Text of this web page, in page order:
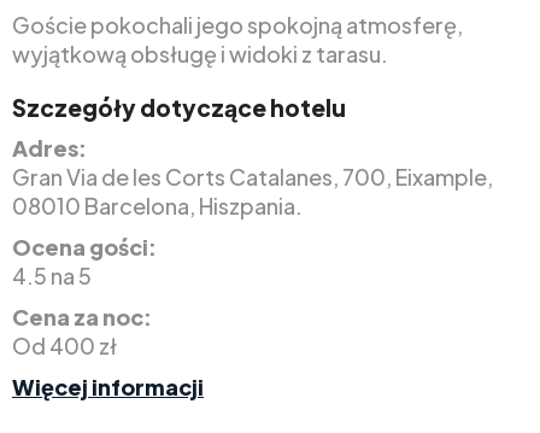
Goście pokochali jego spokojną atmosferę,
wyjątkową obsługę i widoki z tarasu.
Szczegóły dotyczące hotelu
Adres:
Gran Via de les Corts Catalanes, 700, Eixample,
08010 Barcelona, Hiszpania.
Ocena gości:
4.5 na 5
Cena za noc:
Od 400 zł
Więcej informacji